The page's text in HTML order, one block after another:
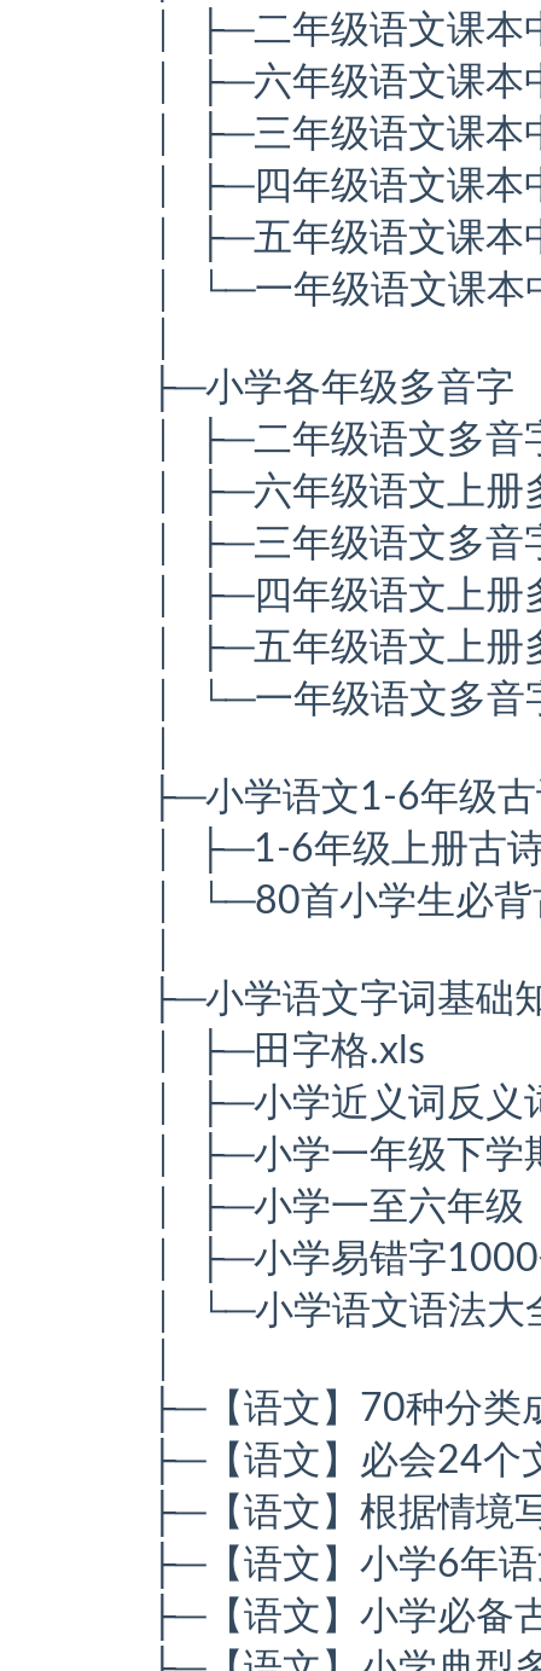
│ ├─二年级语文课本
│ ├─六年级语文课本
│ ├─三年级语文课本
│ ├─四年级语文课本
│ ├─五年级语文课本
│ └─一年级语文课本
├─小学各年级多音字
│ ├─二年级语文多音
│ ├─六年级语文上册
│ ├─三年级语文多音
│ ├─四年级语文上册
│ ├─五年级语文上册
│ └─一年级语文多音
├─小学语文1-6年级
│ ├─1-6年级上册古
│ └─80首小学生必背
├─小学语文字词基础
│ ├─田字格.xls
│ ├─小学近义词反义
│ ├─小学一年级下学
│ ├─小学一至六年级
│ ├─小学易错字
│ └─小学语文语法大
├─【语文】70种分类
├─【语文】必会24个
├─【语文】根据情境
├─【语文】小学6年
├─【语文】小学必备